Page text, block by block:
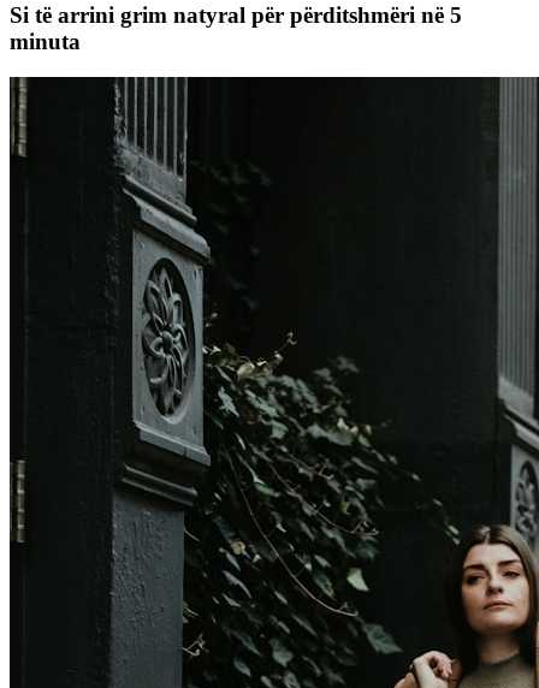
Si të arrini grim natyral për përditshmëri në 5
minuta